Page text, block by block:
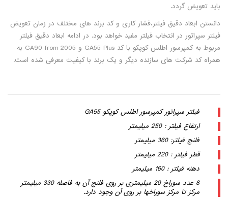
باید تعویض گردد.
دانستن ابعاد دقیق فیلتر،فشار کاری و کد برند های مختلف در زمان تعویض
فیلتر سپراتور در انتخاب فیلتر مفید خواهد بود. در ادامه ابعاد دقیق فیلتر
مربوط به کمپرسور اطلس کوپکو با کد GA55 Plus و GA90 from 2005 به
همراه کد شرکت های سازنده دیگر و یک برند با کیفیت معرفی شده است.
فیلتر سپراتور کمپرسور اطلس کوپکو GA55
ارتفاع فیلتر : 250 میلیمتر
فلنج فیلتر: 360 میلیمتر
قطر فیلتر : 220 میلیمتر
دهنه فیلتر : 160 میلیمتر
8 عدد سوراخ 20 میلیمتری بر روی فلنج آن به فاصله 330 میلیمتر
مرکز تا مرکز سوراخها بر روی آن وجود دارد.